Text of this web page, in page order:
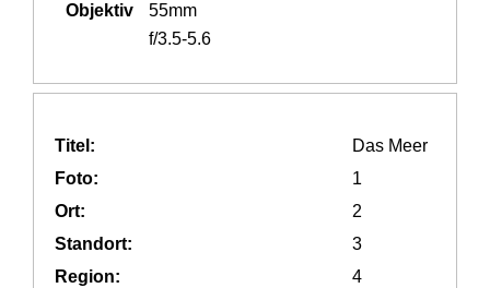
Objektiv
55mm
f/3.5-5.6
Titel:
Das Meer
Foto:
1
Ort:
2
Standort:
3
Region:
4